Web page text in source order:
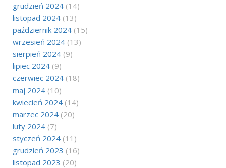
grudzień 2024 (14)
listopad 2024 (13)
październik 2024 (15)
wrzesień 2024 (13)
sierpień 2024 (9)
lipiec 2024 (9)
czerwiec 2024 (18)
maj 2024 (10)
kwiecień 2024 (14)
marzec 2024 (20)
luty 2024 (7)
styczeń 2024 (11)
grudzień 2023 (16)
listopad 2023 (20)